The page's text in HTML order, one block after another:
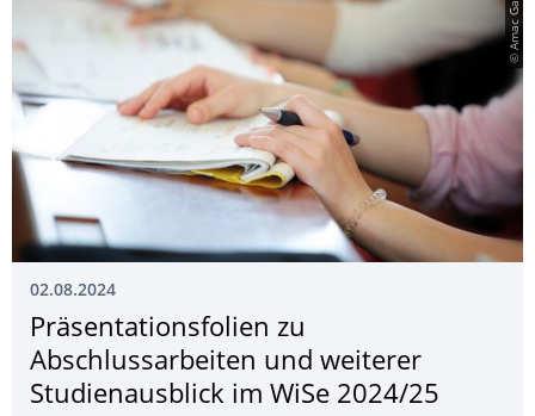
© Amac Garbe
02.08.2024
Präsentationsfoli­en zu
Abschlussarbeiten und weiterer
Studienausblick im WiSe 2024/25